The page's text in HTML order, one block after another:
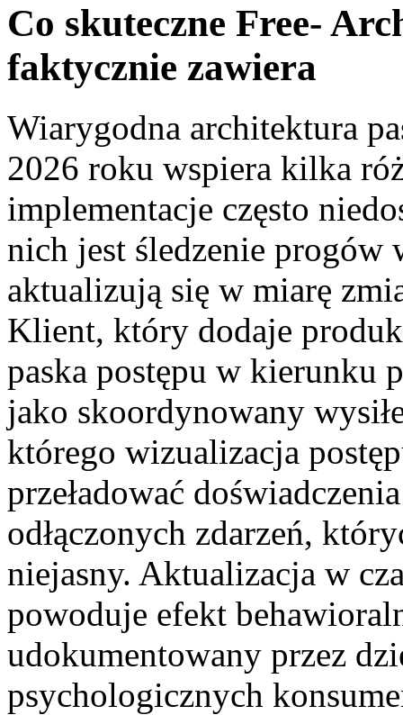
Co skuteczne Free-
faktycznie zawiera
Wiarygodna architektura
2026 roku wspiera kilka
implementacje często
nich jest śledzenie progów
aktualizują się w miarę
Klient, który dodaje
paska postępu w kierunku
jako skoordynowany
którego wizualizacja
przeładować
odłączonych zdarzeń,
niejasny. Aktualizacja w
powoduje efekt
udokumentowany przez
psychologicznych